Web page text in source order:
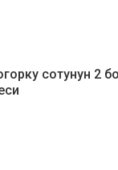
сотунун 2